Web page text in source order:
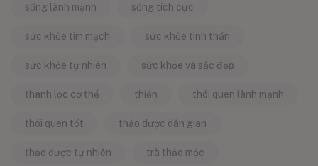
sống lành mạnh sống tích cực
sức khỏe tim mạch sức khỏe tinh thần
sức khỏe tự nhiên sức khỏe và sắc đẹp
thanh lọc cơ thể thiền thói quen lành mạnh
thói quen tốt thảo dược dân gian
thảo dược tự nhiên trà thảo mộc